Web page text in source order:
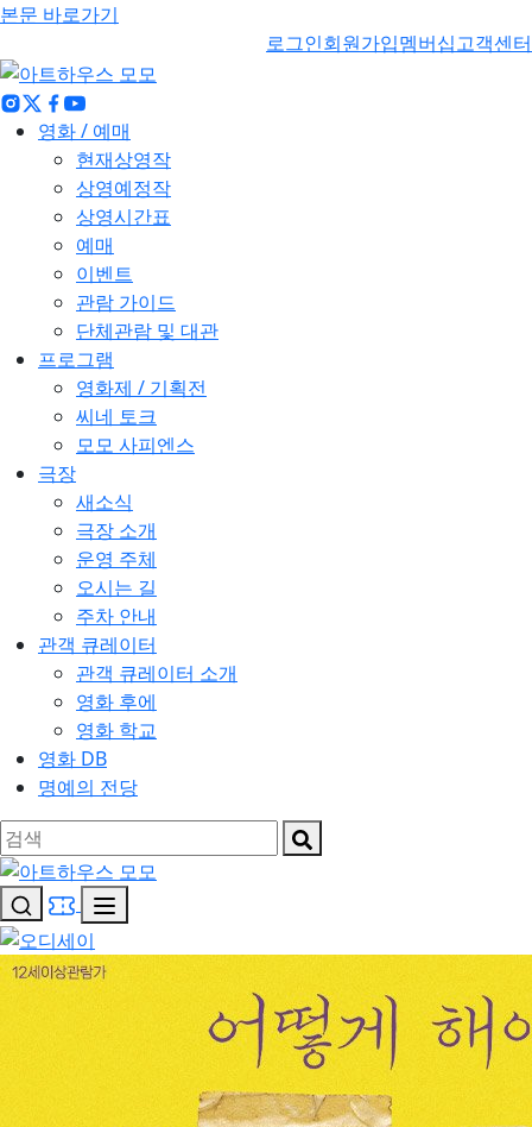
본문 바로가기
로그인회원가입멤버십고객센터
영화 / 예매
현재상영작
상영예정작
상영시간표
예매
이벤트
관람 가이드
단체관람 및 대관
프로그램
영화제 / 기획전
씨네 토크
모모 사피엔스
극장
새소식
극장 소개
운영 주체
오시는 길
주차 안내
관객 큐레이터
관객 큐레이터 소개
영화 후에
영화 학교
영화 DB
명예의 전당
아트하우스 모모